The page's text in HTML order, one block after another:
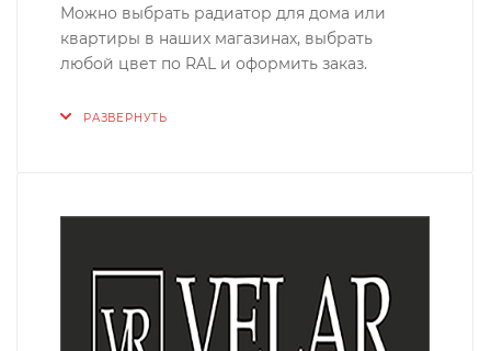
Можно выбрать радиатор для дома или
квартиры в наших магазинах, выбрать
любой цвет по RAL и оформить заказ.
РАЗВЕРНУТЬ